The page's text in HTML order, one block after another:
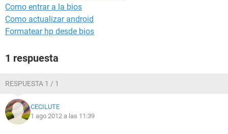
Como entrar a la bios
Como actualizar android
Formatear hp desde bios
1 respuesta
RESPUESTA 1 / 1
CECILUTE
1 ago 2012 a las 11:39